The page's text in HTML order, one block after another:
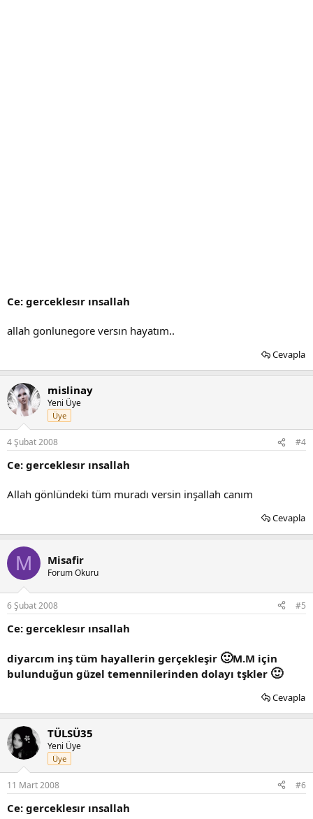
Ce: gerceklesır ınsallah
allah gonlunegore versın hayatım..
Cevapla
mislinay
Yeni Üye
Üye
4 Şubat 2008 #4
Ce: gerceklesır ınsallah
Allah gönlündeki tüm muradı versin inşallah canım
Cevapla
M Misafir
Forum Okuru
6 Şubat 2008 #5
Ce: gerceklesır ınsallah
diyarcım inş tüm hayallerin gerçekleşir 🙂M.M için
bulunduğun güzel temennilerinden dolayı tşkler 🙂
Cevapla
TÜLSÜ35
Yeni Üye
Üye
11 Mart 2008 #6
Ce: gerceklesır ınsallah